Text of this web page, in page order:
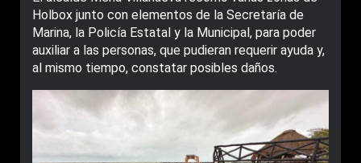
Holbox junto con elementos de la Secretaría de
Marina, la Policía Estatal y la Municipal, para poder
auxiliar a las personas, que pudieran requerir ayuda y,
al mismo tiempo, constatar posibles daños.